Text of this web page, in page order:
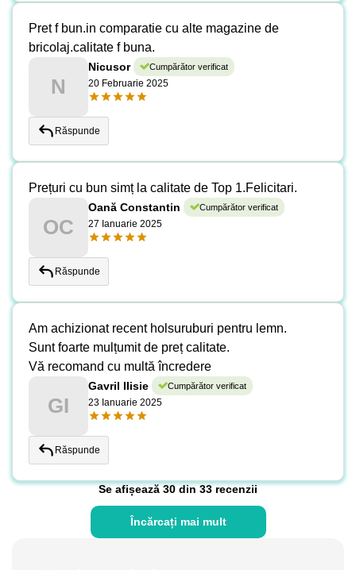
N
Nicusor Cumpărător verificat
20 Februarie 2025
Pret f bun.in comparatie cu alte magazine de
bricolaj.calitate f buna.
Răspunde
OC
Oană Constantin Cumpărător verificat
27 Ianuarie 2025
Prețuri cu bun simț la calitate de Top 1.Felicitari.
Răspunde
GI
Gavril Ilisie Cumpărător verificat
23 Ianuarie 2025
Am achizionat recent holsuruburi pentru lemn.
Sunt foarte mulțumit de preț calitate.
Vă recomand cu multă încredere
Răspunde
Se afișează 30 din 33 recenzii
Încărcați mai mult